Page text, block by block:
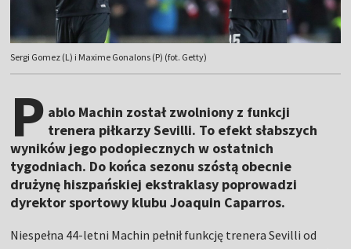
Sergi Gomez (L) i Maxime Gonalons (P) (fot. Getty)
P ablo Machin został zwolniony z funkcji
trenera piłkarzy Sevilli. To efekt słabszych
wyników jego podopiecznych w ostatnich
tygodniach. Do końca sezonu szóstą obecnie
drużynę hiszpańskiej ekstraklasy poprowadzi
dyrektor sportowy klubu Joaquin Caparros.
Niespełna 44-letni Machin pełnił funkcję trenera Sevilli od